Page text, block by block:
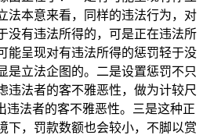
法本意来看，同样的违法行为，对
没有违法所得的，可是正在违法所
能呈现对有违法所得的惩罚轻于没
是立法企图的。二是设置惩罚不只
违法者的客不雅恶性，做为计较尺
违法者的客不雅恶性。三是这种正
下，罚款数额也会较小，不脚以赏